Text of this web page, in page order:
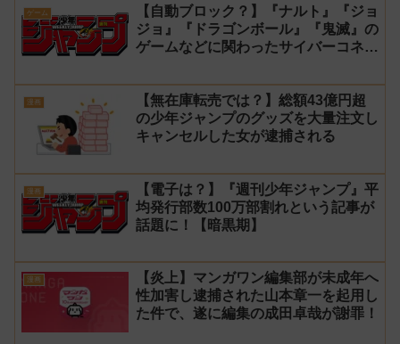
ゲーム
【自動ブロック？】『ナルト』『ジョ
ジョ』『ドラゴンボール』『鬼滅』の
ゲームなどに関わったサイバーコネク
ブロックされてしまう
漫画
【無在庫転売では？】総額43億円超
の少年ジャンプのグッズを大量注文し
キャンセルした女が逮捕される
漫画
【電子は？】『週刊少年ジャンプ』平
均発行部数100万部割れという記事が
話題に！【暗黒期】
漫画
【炎上】マンガワン編集部が未成年へ
性加害し逮捕された山本章一を起用し
た件で、遂に編集の成田卓哉が謝罪！